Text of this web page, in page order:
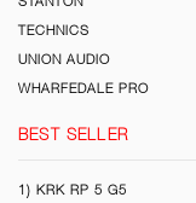
TECHNICS
UNION AUDIO
WHARFEDALE PRO
BEST SELLER
1) KRK RP 5 G5